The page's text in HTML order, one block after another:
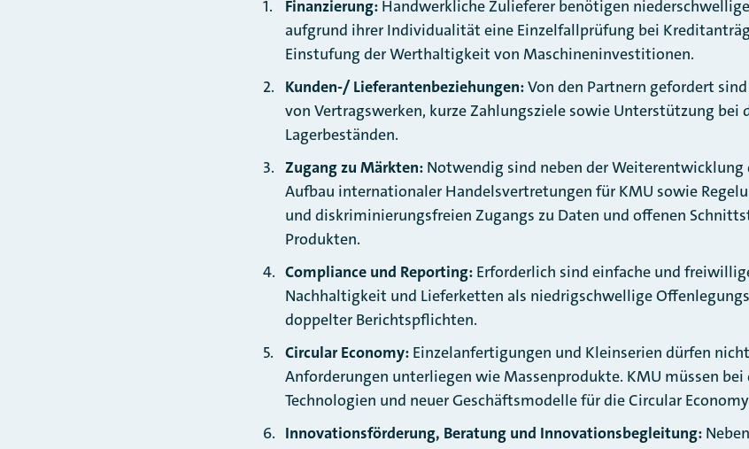
Finanzierung: Handwerkliche Zulieferer benötigen
aufgrund ihrer Individualität eine Einzelfallprüfung bei
Einstufung der Werthaltigkeit von Maschineninvestitionen.
Kunden-/ Lieferantenbeziehungen:Von den Partnern gefordert
von Vertragswerken, kurze Zahlungsziele sowie Unterstützung bei
Lagerbeständen.
Zugang zu Märkten: Notwendig sind neben der Weiterentwicklung
Aufbau internationaler Handelsvertretungen für KMU sowie
und diskriminierungsfreien Zugangs zu Daten und offenen
Produkten.
Compliance und Reporting: Erforderlich sind einfache und
Nachhaltigkeit und Lieferketten als niedrigschwellige
doppelter Berichtspflichten.
Circular Economy: Einzelanfertigungen und Kleinserien dürfen
Anforderungen unterliegen wie Massenprodukte. KMU müssen
Technologien und neuer Geschäftsmodelle für die Circular
Innovationsförderung, Beratung und Innovationsbegleitung: